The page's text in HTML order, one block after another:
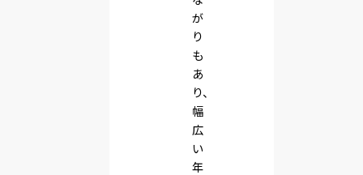
が
り
も
あ
り、
幅
広
い
年